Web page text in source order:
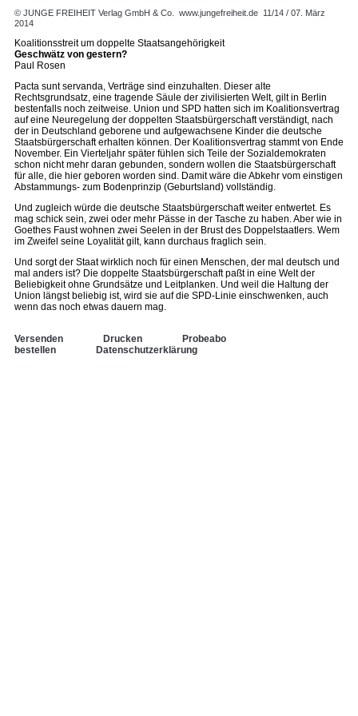
© JUNGE FREIHEIT Verlag GmbH & Co. www.jungefreiheit.de 11/14 / 07. März
2014
Koalitionsstreit um doppelte Staatsangehörigkeit
Geschwätz von gestern?
Paul Rosen
Pacta sunt servanda, Verträge sind einzuhalten. Dieser alte
Rechtsgrundsatz, eine tragende Säule der zivilisierten Welt, gilt in Berlin
bestenfalls noch zeitweise. Union und SPD hatten sich im Koalitionsvertrag
auf eine Neuregelung der doppelten Staatsbürgerschaft verständigt, nach
der in Deutschland geborene und aufgewachsene Kinder die deutsche
Staatsbürgerschaft erhalten können. Der Koalitionsvertrag stammt von Ende
November. Ein Vierteljahr später fühlen sich Teile der Sozialdemokraten
schon nicht mehr daran gebunden, sondern wollen die Staatsbürgerschaft
für alle, die hier geboren worden sind. Damit wäre die Abkehr vom einstigen
Abstammungs- zum Bodenprinzip (Geburtsland) vollständig.
Und zugleich würde die deutsche Staatsbürgerschaft weiter entwertet. Es
mag schick sein, zwei oder mehr Pässe in der Tasche zu haben. Aber wie in
Goethes Faust wohnen zwei Seelen in der Brust des Doppelstaatlers. Wem
im Zweifel seine Loyalität gilt, kann durchaus fraglich sein.
Und sorgt der Staat wirklich noch für einen Menschen, der mal deutsch und
mal anders ist? Die doppelte Staatsbürgerschaft paßt in eine Welt der
Beliebigkeit ohne Grundsätze und Leitplanken. Und weil die Haltung der
Union längst beliebig ist, wird sie auf die SPD-Linie einschwenken, auch
wenn das noch etwas dauern mag.
Versenden Drucken
Probeabo
bestellen
Datenschutzerklärung